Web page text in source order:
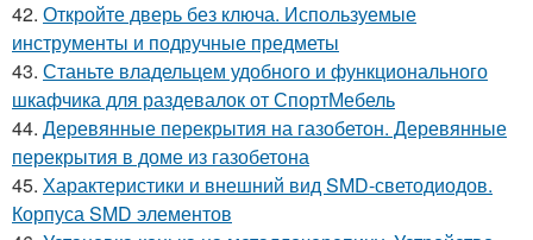
42. Откройте дверь без ключа. Используемые
инструменты и подручные предметы
43. Станьте владельцем удобного и функционального
шкафчика для раздевалок от СпортМебель
44. Деревянные перекрытия на газобетон. Деревянные
перекрытия в доме из газобетона
45. Характеристики и внешний вид SMD-светодиодов.
Корпуса SMD элементов